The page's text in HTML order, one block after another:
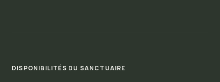
DISPONIBILITÉS DU SANCTUAIRE